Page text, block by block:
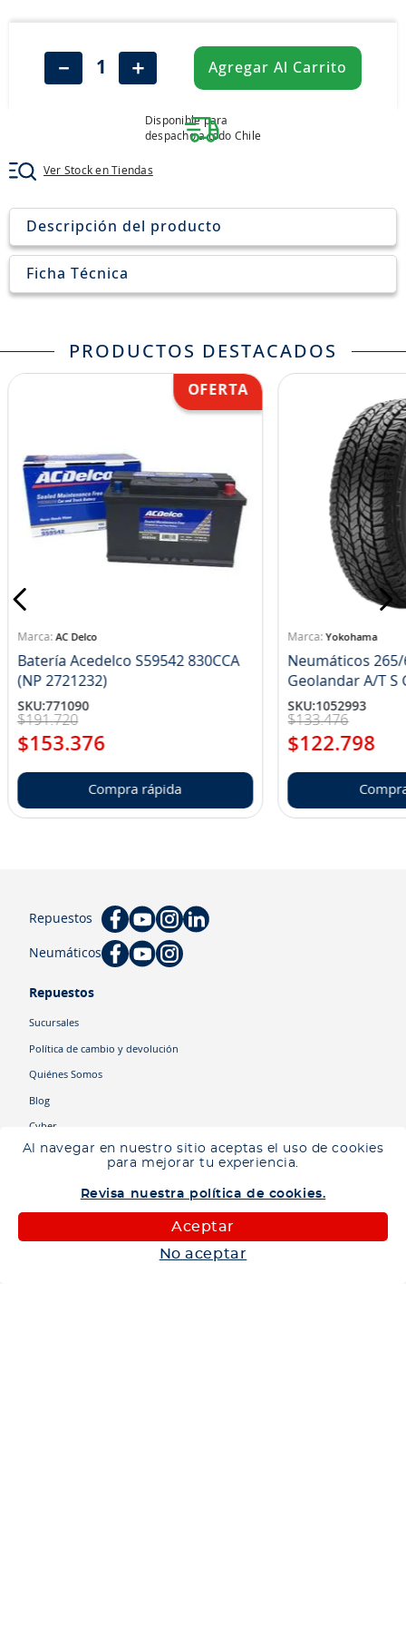
Al navegar en nuestro sitio aceptas el uso de cookies
para mejorar tu experiencia.
Revisa nuestra política de cookies.
Aceptar
No aceptar
＋
－ Agregar Al Carrito
Disponible para
despacho a todo Chile
Ver Stock en Tiendas
Descripción del producto
Ficha Técnica
PRODUCTOS DESTACADOS
AC Delco
Batería Acedelco S59542 830CCA
(NP 2721232)
SKU:771090
$191.720
$153.376
Compra rápida
Yokohama
Neumáticos 265/
SKU:1052993
$133.476
$122.798
Repuestos
Neumáticos
Repuestos
Sucursales
Política de cambio y devolución
Quiénes Somos
Blog
Cyber
neumáticos 235